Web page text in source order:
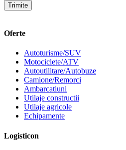
Oferte
Autoturisme/SUV
Motociclete/ATV
Autoutilitare/Autobuze
Camione/Remorci
Ambarcatiuni
Utilaje constructii
Utilaje agricole
Echipamente
Logisticon